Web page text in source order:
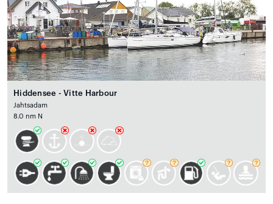
Hiddensee - Vitte Harbour
Jahtsadam
8.0 nm N